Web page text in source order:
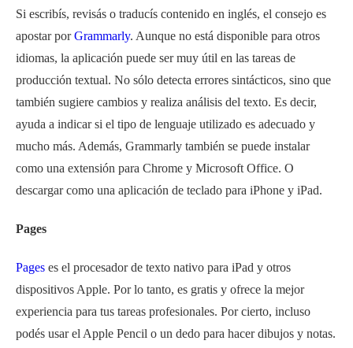
Si escribís, revisás o traducís contenido en inglés, el consejo es
apostar porGrammarly. Aunque no está disponible para otros
idiomas, la aplicación puede ser muy útil en las tareas de
producción textual. No sólo detecta errores sintácticos, sino que
también sugiere cambios y realiza análisis del texto. Es decir,
ayuda a indicar si el tipo de lenguaje utilizado es adecuado y
mucho más. Además, Grammarly también se puede instalar
como una extensión para Chrome y Microsoft Office. O
descargar como una aplicación de teclado para iPhone y iPad.
Pages
Pages es el procesador de texto nativo para iPad y otros
dispositivos Apple. Por lo tanto, es gratis y ofrece la mejor
experiencia para tus tareas profesionales. Por cierto, incluso
podés usar el Apple Pencil o un dedo para hacer dibujos y notas.